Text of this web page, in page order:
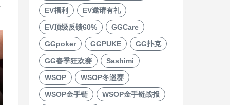
EV福利 EV邀请有礼
EV顶级反馈60% GGCare
GGpoker GGPUKE GG扑克
GG春季狂欢赛 Sashimi
WSOP WSOP冬巡赛
WSOP金手链 WSOP金手链战报